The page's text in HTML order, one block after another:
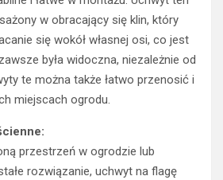
w obracający się klin, który
się wokół własnej osi, co jest
była widoczna, niezależnie od
te można także łatwo przenosić i
miejscach ogrodu.
przestrzeń w ogrodzie lub
rozwiązanie, uchwyt na flagę